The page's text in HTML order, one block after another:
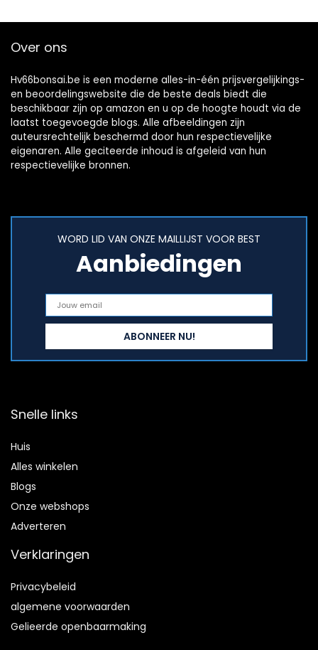
Over ons
Hv66bonsai.be is een moderne alles-in-één prijsvergelijkings-
en beoordelingswebsite die de beste deals biedt die
beschikbaar zijn op amazon en u op de hoogte houdt via de
laatst toegevoegde blogs. Alle afbeeldingen zijn
auteursrechtelijk beschermd door hun respectievelijke
eigenaren. Alle geciteerde inhoud is afgeleid van hun
respectievelijke bronnen.
WORD LID VAN ONZE MAILLIJST VOOR BEST
Aanbiedingen
Snelle links
Huis
Alles winkelen
Blogs
Onze webshops
Adverteren
Verklaringen
Privacybeleid
algemene voorwaarden
Gelieerde openbaarmaking